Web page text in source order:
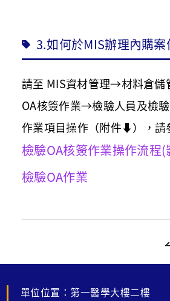
3.如何於MIS辦理內購案
請至 MIS資材管理→材料倉
OA核簽作業→檢驗人員及檢
作業項目操作（附件⬇），請
檢驗OA核簽作業操作流程(
檢驗OA作業
單位位置：第一醫學大樓二樓